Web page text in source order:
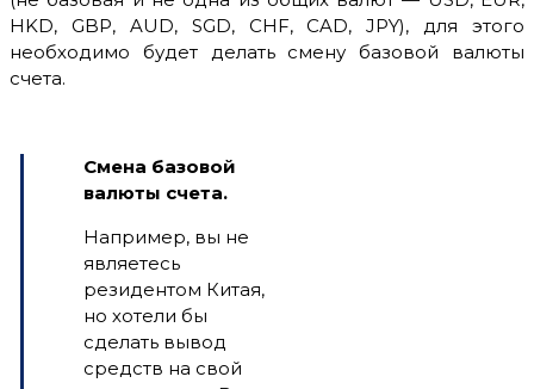
HKD, GBP, AUD, SGD, CHF, CAD, JPY), для этого
необходимо будет делать смену базовой валюты
счета.
Смена базовой
валюты счета.
Например, вы не
являетесь
резидентом Китая,
но хотели бы
сделать вывод
средств на свой